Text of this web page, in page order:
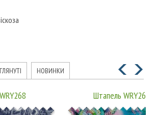
НОВИНКИ
Штапель WRY269